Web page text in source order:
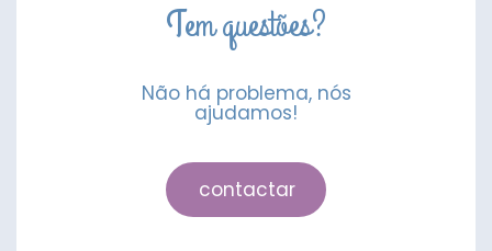
Tem questões?
Não há problema, nós
ajudamos!
contactar